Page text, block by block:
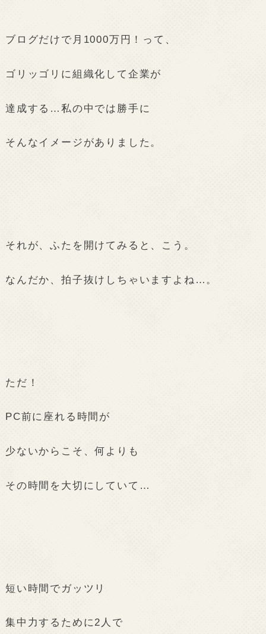
ブログだけで月1000万円！って、
ゴリッゴリに組織化して企業が
達成する…私の中では勝手に
そんなイメージがありました。
それが、ふたを開けてみると、こう。
なんだか、拍子抜けしちゃいますよね…。
ただ！
PC前に座れる時間が
少ないからこそ、何よりも
その時間を大切にしていて…
短い時間でガッツリ
集中力するために2人で